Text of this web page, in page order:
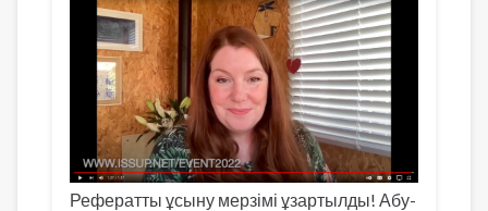
Рефератты ұсыну мерзімі ұзартылды! Абу-